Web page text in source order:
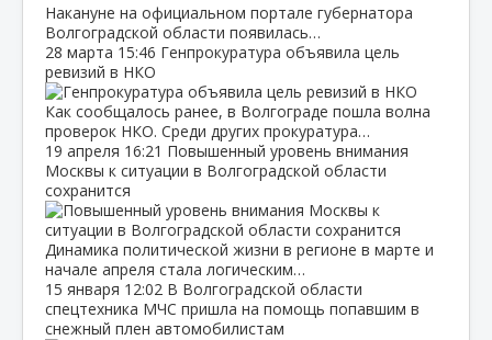
Накануне на официальном портале губернатора
Волгоградской области появилась…
28 марта 15:46 Генпрокуратура объявила цель
ревизий в НКО
Как сообщалось ранее, в Волгограде пошла волна
проверок НКО. Среди других прокуратура…
19 апреля 16:21 Повышенный уровень внимания
Москвы к ситуации в Волгоградской области
сохранится
Динамика политической жизни в регионе в марте и
начале апреля стала логическим…
15 января 12:02 В Волгоградской области
спецтехника МЧС пришла на помощь попавшим в
снежный плен автомобилистам